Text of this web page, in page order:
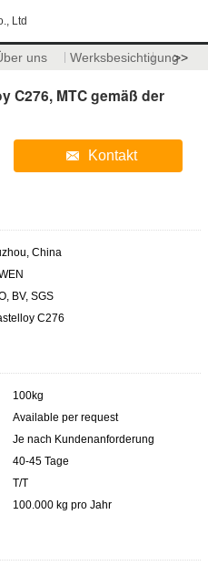
Ltd
uns Werksbesichtigung>>
C276, MTC gemäß der
Kontakt
China
BV, SGS
C276
100kg
Available per request
Je nach Kundenanforderung
40-45 Tage
T/T
100.000 kg pro Jahr